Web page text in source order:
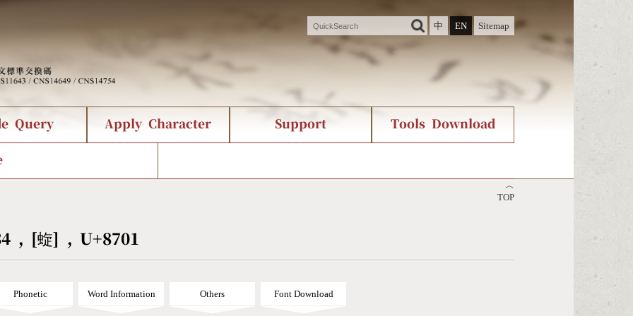
中
EN Sitemap
Query
Query
Symbol Index
Apply Character Support
Creation
Tools Download
Download
︿
TOP
, [蜁] , U+8701
Phonetic Word Information Others Font Download